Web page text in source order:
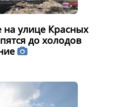
улице Красных
до холодов